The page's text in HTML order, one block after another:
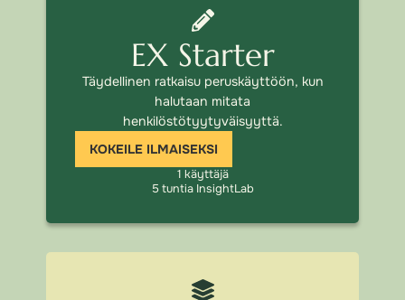
EX Starter
Täydellinen ratkaisu peruskäyttöön, kun
halutaan mitata
henkilöstötyytyväisyyttä.
KOKEILE ILMAISEKSI
1 käyttäjä
5 tuntia InsightLab​